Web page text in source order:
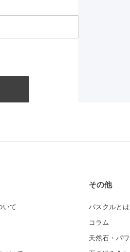
いて
その他
パスクルとは
コラム
天然石・パ